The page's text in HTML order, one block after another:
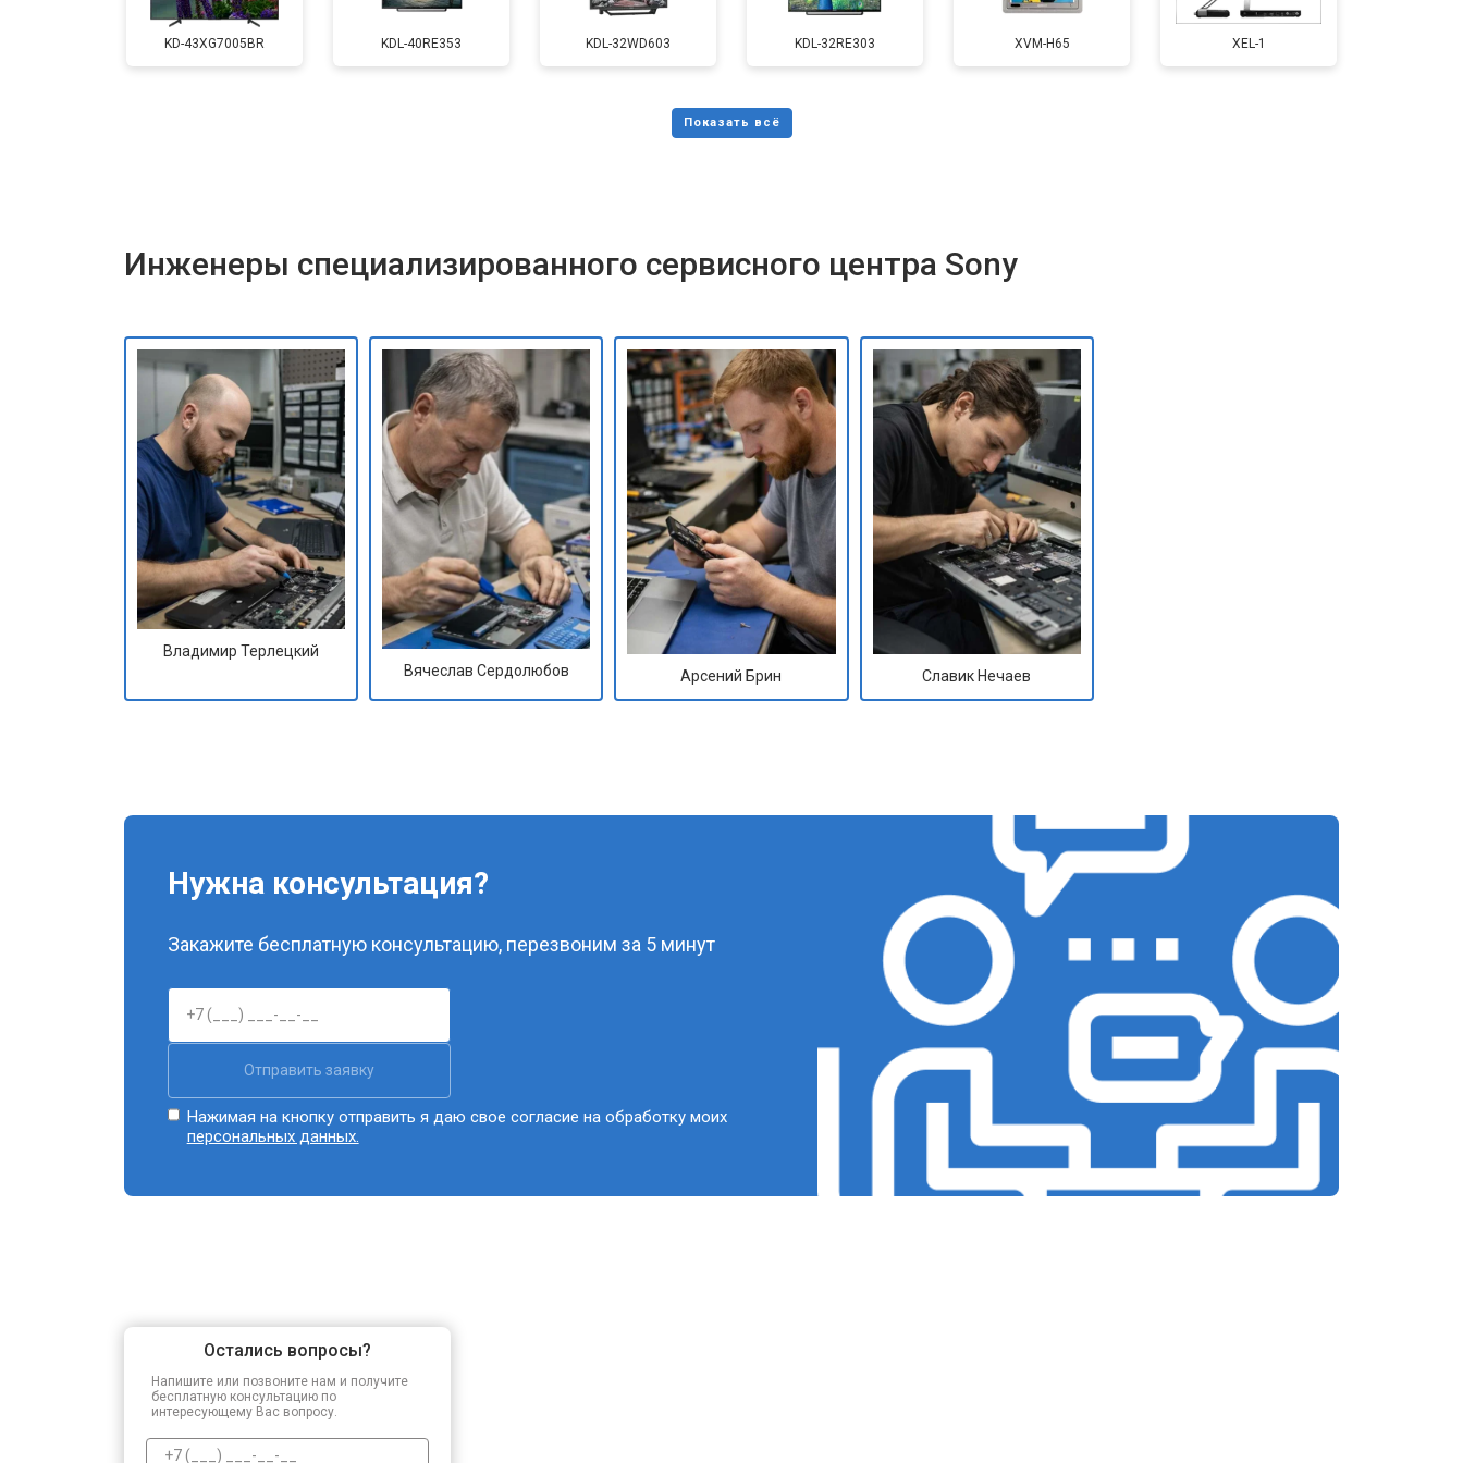
Замена матрицы от 90 мин от 5500 ₽
от 110 мин
KD-43XG7005BR KDL-40RE353 KDL-32WD603 KDL-32RE303 XVM-H65 XEL-1
Инженеры специализированного сервисного центра Sony
Владимир Терлецкий
Вячеслав Сердолюбов
Арсений Брин Славик Нечаев
Нужна консультация?
Закажите бесплатную консультацию, перезвоним за 5 минут
Отправить заявку
Нажимая на кнопку отправить я даю свое согласие на обработку моих
персональных данных.
Остались вопросы?
Напишите или позвоните нам и получите
бесплатную консультацию по
интересующему Вас вопросу.